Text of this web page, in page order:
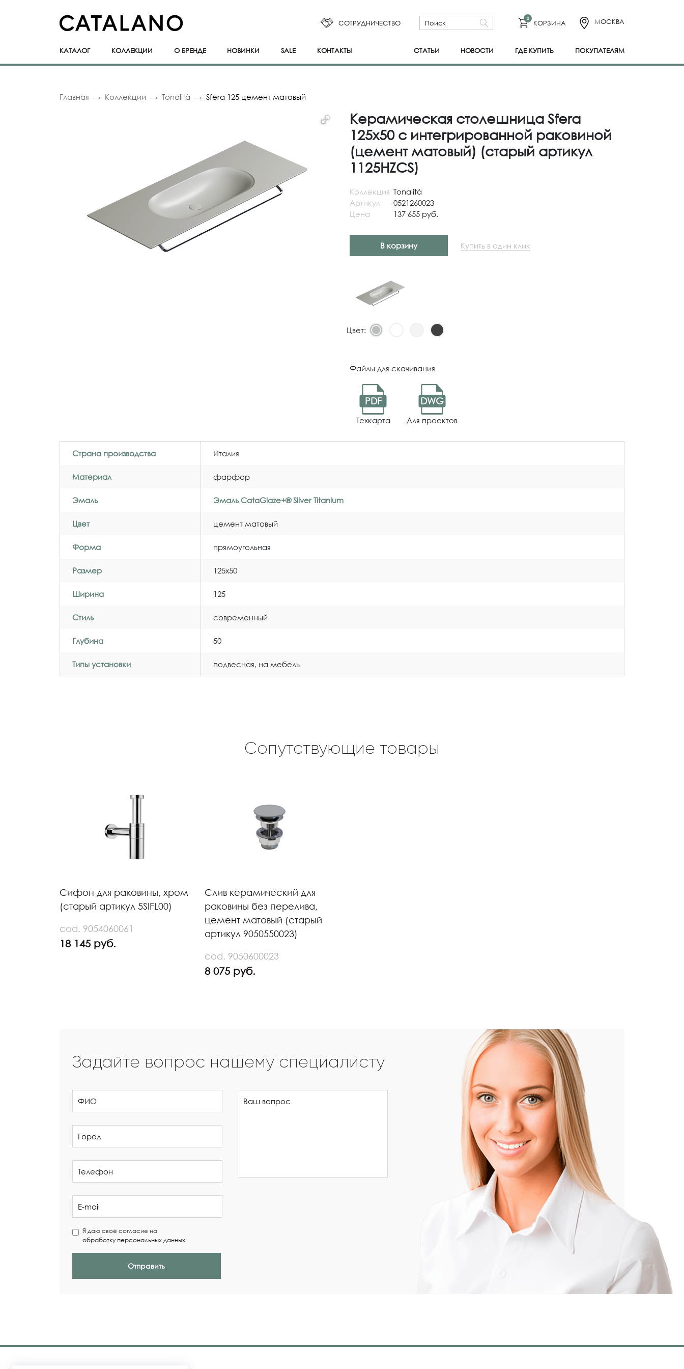
СОТРУДНИЧЕСТВО
0
КОРЗИНА МОСКВА
КАТАЛОГ КОЛЛЕКЦИИ О БРЕНДЕ НОВИНКИ SALE КОНТАКТЫ СТАТЬИ НОВОСТИ ГДЕ КУПИТЬ ПОКУПАТЕЛЯМ
Главная Коллекции Tonalità Sfera 125 цемент матовый
Керамическая столешница Sfera
125x50 с интегрированной раковиной
(цемент матовый) (старый артикул
1125HZCS)
Коллекция Tonalità
Артикул
0521260023
Цена
137 655 руб.
В корзину Купить в один клик
Цвет:
Файлы для скачивания
PDF
Техкарта
DWG
Для проектов
Страна производства Италия
Материал фарфор
Эмаль Эмаль CataGlaze+® Silver Titanium
Цвет цемент матовый
Форма прямоугольная
Размер 125x50
Ширина 125
Стиль современный
Глубина 50
Типы установки подвесная, на мебель
Сопутствующие товары
Сифон для раковины, хром
(старый артикул 5SIFL00)
cod. 9054060061
18 145 руб.
Слив керамический для
раковины без перелива,
цемент матовый (старый
артикул 9050550023)
cod. 9050600023
8 075 руб.
Задайте вопрос нашему специалисту
Я даю своё согласие на
обработку персональных данных
Отправить